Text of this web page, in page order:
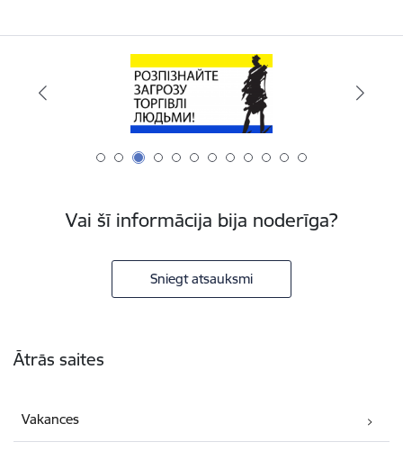
Vai šī informācija bija noderīga?
Sniegt atsauksmi
Ātrās saites
Vakances